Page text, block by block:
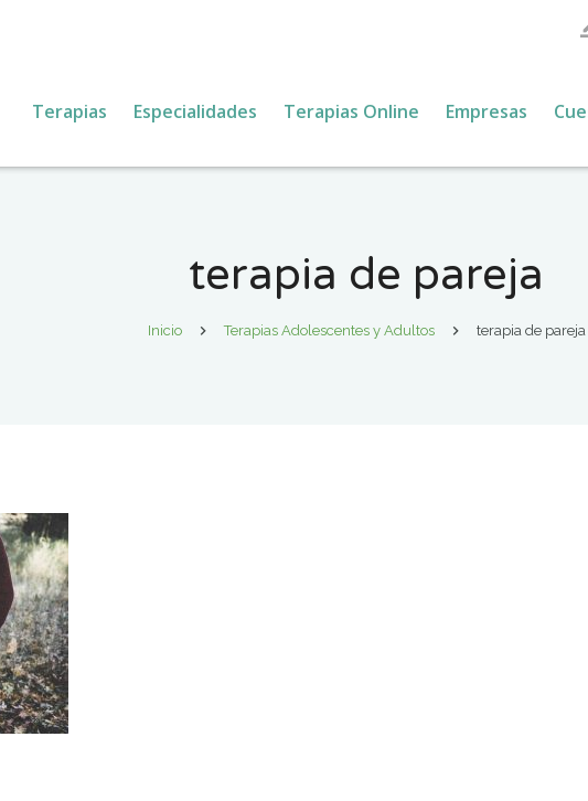
Terapias Especialidades Terapias Online Empresas
terapia de pareja
Inicio Terapias Adolescentes y Adultos terapia de pareja